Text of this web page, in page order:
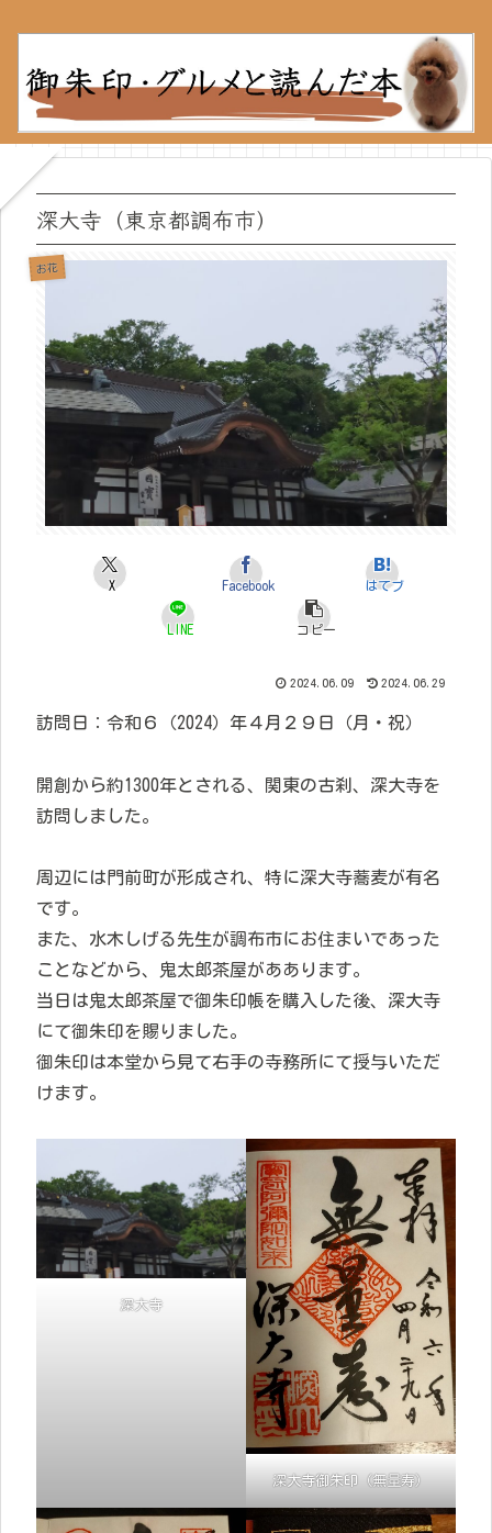
深大寺（東京都調布市）
お花
X Facebook はてブ
LINE コピー
2024.06.09 2024.06.29
訪問日：令和６（2024）年４月２９日（月・祝）
開創から約1300年とされる、関東の古刹、深大寺を
訪問しました。
周辺には門前町が形成され、特に深大寺蕎麦が有名
です。
また、水木しげる先生が調布市にお住まいであった
ことなどから、鬼太郎茶屋がああります。
当日は鬼太郎茶屋で御朱印帳を購入した後、深大寺
にて御朱印を賜りました。
御朱印は本堂から見て右手の寺務所にて授与いただ
けます。
深大寺
深大寺御朱印（無量寿）